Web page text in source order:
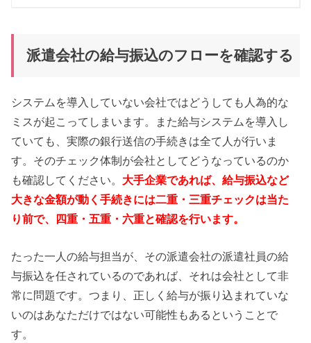
派遣会社の給与振込のフローを確認する
システムを導入していない会社ではどうしても人為的な
ミスが起こってしまいます。また給与システムを導入し
ていても、実際の銀行送信の手続きは全て人が行いま
す。そのチェック体制が会社としてどうなっているのか
も確認してください。 大手企業であれば、給与振込など
大きな金額が動く手続きには二重・三重チェックは当た
り前で、四重・五重・六重と確認を行います。
たった一人の給与担当が、その派遣会社の派遣社員の給
与振込を任されているのであれば、それは会社として非
常に問題です。つまり、正しく給与が振り込まれていな
いのはあなただけではない可能性もあるということで
す。